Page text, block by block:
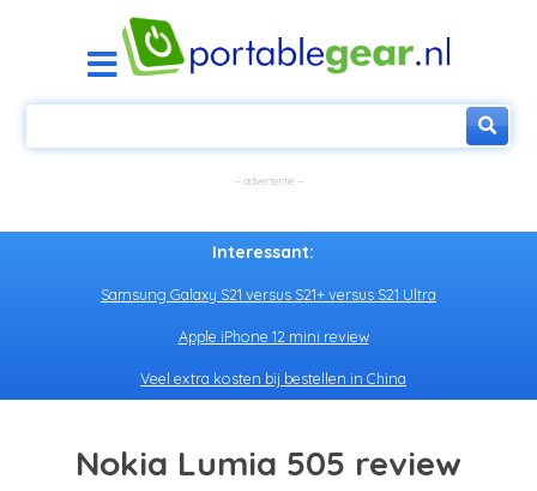
Interessant:
Samsung Galaxy S21 versus S21+ versus S21 Ultra
Apple iPhone 12 mini review
Veel extra kosten bij bestellen in China
Nokia Lumia 505 review